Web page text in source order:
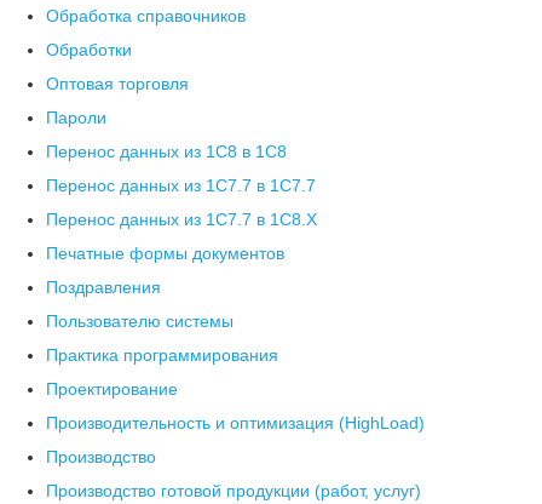
Обработка справочников
Обработки
Оптовая торговля
Пароли
Перенос данных из 1C8 в 1C8
Перенос данных из 1С7.7 в 1C7.7
Перенос данных из 1С7.7 в 1C8.X
Печатные формы документов
Поздравления
Пользователю системы
Практика программирования
Проектирование
Производительность и оптимизация (HighLoad)
Производство
Производство готовой продукции (работ, услуг)